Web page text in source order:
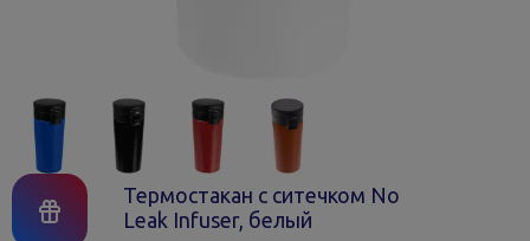
Термостакан с ситечком No
Leak Infuser, белый